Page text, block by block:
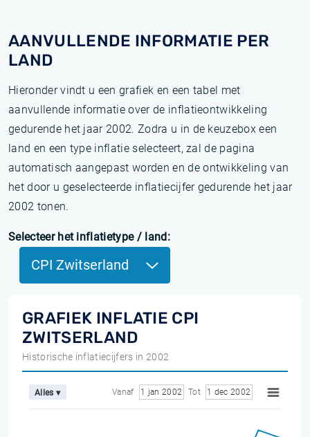
AANVULLENDE INFORMATIE PER
LAND
Hieronder vindt u een grafiek en een tabel met
aanvullende informatie over de inflatieontwikkeling
gedurende het jaar 2002. Zodra u in de keuzebox een
land en een type inflatie selecteert, zal de pagina
automatisch aangepast worden en de ontwikkeling van
het door u geselecteerde inflatiecijfer gedurende het jaar
2002 tonen.
Selecteer het inflatietype / land:
CPI Zwitserland
GRAFIEK INFLATIE CPI
ZWITSERLAND
Historische inflatiecijfers in 2002
Alles ▾ Vanaf 1 jan 2002 Tot 1 dec 2002